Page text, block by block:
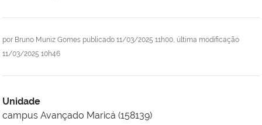
por Bruno Muniz Gomes publicado 11/03/2025 11h00, última modificação
11/03/2025 10h46
Unidade
campus Avançado Maricá (158139)